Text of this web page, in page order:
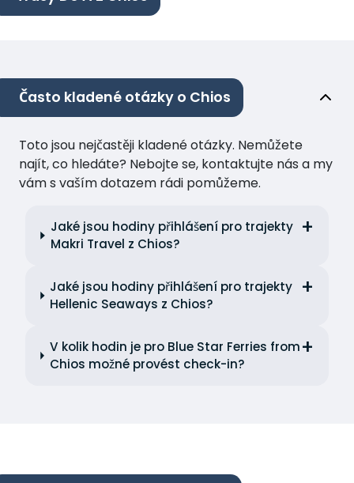
Často kladené otázky o Chios
Toto jsou nejčastěji kladené otázky. Nemůžete
najít, co hledáte? Nebojte se, kontaktujte nás a my
vám s vaším dotazem rádi pomůžeme.
Jaké jsou hodiny přihlášení pro trajekty
Makri Travel z Chios?
Jaké jsou hodiny přihlášení pro trajekty
Hellenic Seaways z Chios?
V kolik hodin je pro Blue Star Ferries from
Chios možné provést check-in?